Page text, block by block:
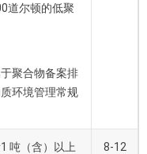
道尔顿的低聚
聚合物备案排
环境管理常规
吨（含）以上
8-12